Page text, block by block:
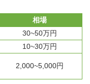
相場
30~50万円
10~30万円
2,000~5,000円